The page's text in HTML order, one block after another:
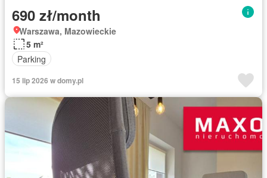
690 zł/month
Warszawa, Mazowieckie
5 m²
Parking
15 lip 2026 w domy.pl